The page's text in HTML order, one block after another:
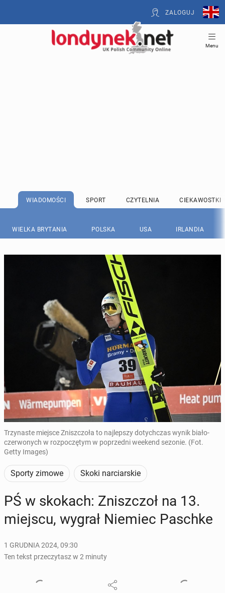
ZALOGUJ
Menu
WIADOMOŚCI SPORT CZYTELNIA CIEKAWOSTKI
WIELKA BRYTANIA POLSKA USA IRLANDIA
Trzynaste miejsce Zniszczoła to najlepszy dotychczas wynik biało-
czerwonych w rozpoczętym w poprzedni weekend sezonie. (Fot.
Getty Images)
Sporty zimowe Skoki narciarskie
PŚ w skokach: Znisz­czoł na 13.
miejscu, wygrał Niemiec Paschke
1 GRUDNIA 2024, 09:30
Ten tekst przeczytasz w 2 minuty